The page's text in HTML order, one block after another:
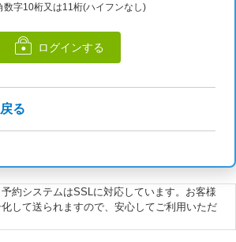
字10桁又は11桁(ハイフンなし)
ログインする
る
約システムはSSLに対応しています。お客様
して送られますので、安心してご利用いただ